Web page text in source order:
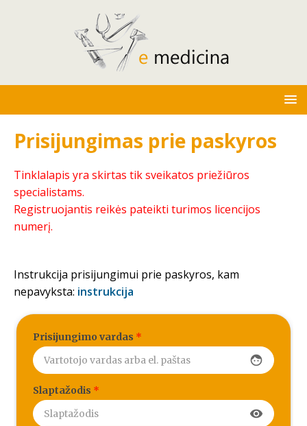
Prisijungimas prie paskyros
Tinklalapis yra skirtas tik sveikatos priežiūros
specialistams.
Registruojantis reikės pateikti turimos licencijos
numerį.
Instrukcija prisijungimui prie paskyros, kam
nepavyksta: instrukcija
Prisijungimo vardas *
face
Slaptažodis *
visibility